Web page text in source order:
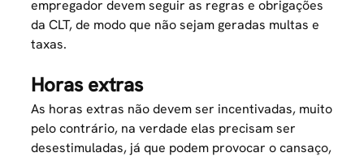
empregador devem seguir as regras e obrigações
da CLT, de modo que não sejam geradas multas e
taxas.
Horas extras
As horas extras não devem ser incentivadas, muito
pelo contrário, na verdade elas precisam ser
desestimuladas, já que podem provocar o cansaço,